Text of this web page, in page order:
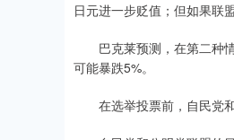
日元进一步贬值；但如果联
巴克莱预测，在第二种情
可能暴跌5%。
在选举投票前，自民党和